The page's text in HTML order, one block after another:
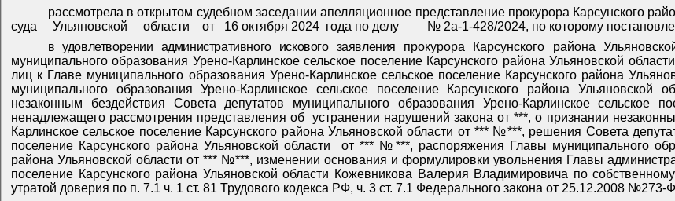
рассмотрела в открытом судебном заседании апелляционное представление прокурора Карсунского
суда
Ульяновской области от 16 октября 2024 года по делу
№ 2а-1-428/2024, по которому
в удовлетворении административного искового заявления прокурора Карсунского района
муниципального образования Урено-Карлинское сельское поселение Карсунского района Ульяновской
лиц к Главе муниципального образования Урено-Карлинское сельское поселение Карсунского района
муниципального образования Урено-Карлинское сельское поселение Карсунского района
незаконным бездействия Совета депутатов муниципального образования Урено-Карлинское сельское
ненадлежащего рассмотрения представления об устранении нарушений закона от ***, о признании
Карлинское сельское поселение Карсунского района Ульяновской области от *** №***, решения Совета
поселение Карсунского района Ульяновской области
от *** №***, распоряжения Главы муниципального
района Ульяновской области от *** №***, изменении основания и формулировки увольнения Главы
поселение Карсунского района Ульяновской области Кожевникова Валерия Владимировича по
утратой доверия по п. 7.1 ч. 1 ст. 81 Трудового кодекса РФ, ч. 3 ст. 7.1 Федерального закона от 25.12.2008